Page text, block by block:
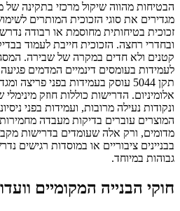
הבטיחות מהווה שיקול מרכזי בתקינה של
מגדירים את סוגי הזכוכית המותרים
זכוכית בטיחותית מחוסמת או רבודה
ובחדרי רחצה. הזכוכית חייבת לעמוד
קטנים ולא חדים במקרה של שבירה.
לעמידות בעומסים דינמיים המדמים
תקן 5044 עוסק בעמידות בפני
אלומיניום. הדרישות כוללות חוזק מינימלי
ונקודות נעילה מרובות, ועמידות בפני
המוצרים עוברים בדיקות מעבדה מחמירות
מדומים, ורק אלה שעומדים בדרישות
בבניינים ציבוריים או במוסדות רגישים
גבוהות במיוחד.
חוקי הבנייה המקומיים